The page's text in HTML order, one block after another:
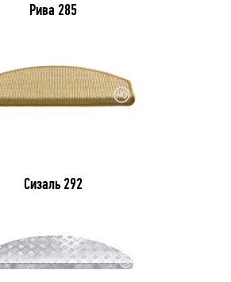
Рива 285
Сизаль 292